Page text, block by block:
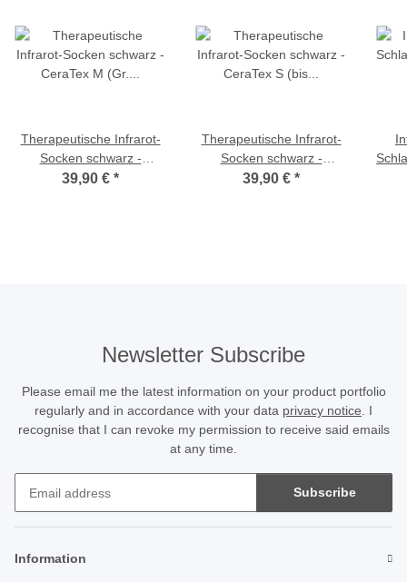
Therapeutische Infrarot-
Socken schwarz -
CeraTex M (Gr. 40-43)
39,90 € *
Therapeutische Infrarot-
Socken schwarz -
CeraTex S (bis Gr. 39)
39,90 € *
Newsletter Subscribe
Please email me the latest information on your product portfolio
regularly and in accordance with your data privacy notice . I
recognise that I can revoke my permission to receive said emails
at any time.
Subscribe
Information